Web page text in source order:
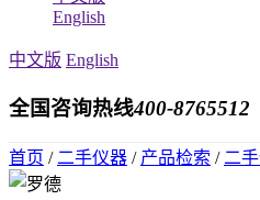
English
中文版 English
全国咨询热线400-8765512
首页 / 二手仪器 / 产品检索 / 二